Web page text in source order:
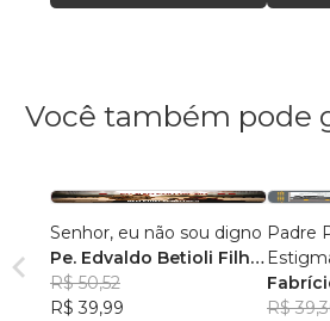
Você também pode
Senhor, eu não sou digno
Pe. Edvaldo Betioli Filho,
SAC
R$ 50,52
R$ 39,99
Padre
R$